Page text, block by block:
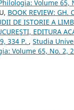
Volume 65,
BOOK REVIEW: GH.
DE ISTORIE A
EDITURA
334 P. , Studia
Volume 65, No. 2,